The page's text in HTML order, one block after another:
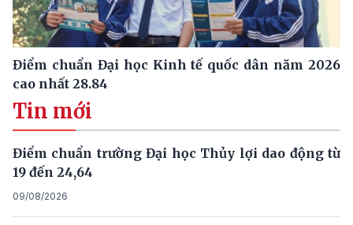
Điểm chuẩn Đại học Kinh tế quốc dân năm 2026
cao nhất 28.84
Tin mới
Điểm chuẩn trường Đại học Thủy lợi dao động từ
19 đến 24,64
09/08/2026